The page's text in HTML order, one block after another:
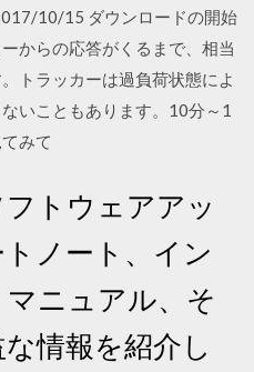
10/15 ダウンロードの開始
からの応答がくるまで、相当
トラッカーは過負荷状態によ
いこともあります。10分～1
みて
トウェアアッ
ノート、イン
ニュアル、そ
情報を紹介し